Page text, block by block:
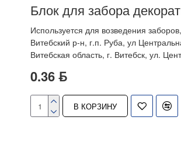
Блок для забора
Используется для возведения
Витебский р-н, г.п. Руба, ул
Витебская область, г. Витебск, ул.
0.36 ƃ
В КОРЗИНУ